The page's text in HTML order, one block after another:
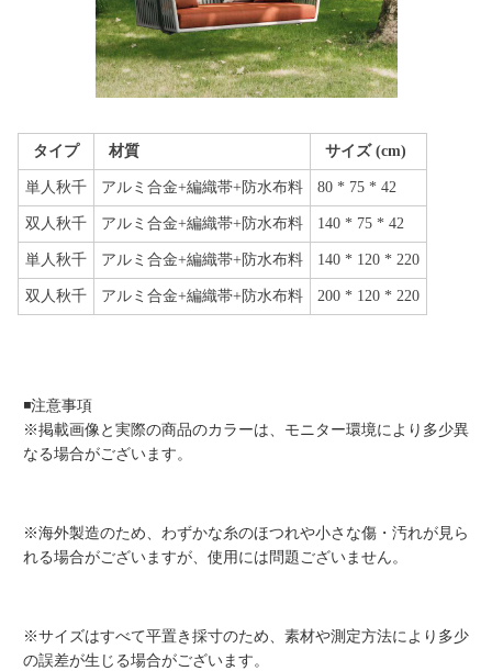
タイプ 材質 サイズ (cm)
単人秋千 アルミ合金+編織帯+防水布料 80 * 75 * 42
双人秋千 アルミ合金+編織帯+防水布料 140 * 75 * 42
単人秋千 アルミ合金+編織帯+防水布料 140 * 120 * 220
双人秋千 アルミ合金+編織帯+防水布料 200 * 120 * 220
◾️注意事項
※掲載画像と実際の商品のカラーは、モニター環境により多少異
なる場合がございます。
※海外製造のため、わずかな糸のほつれや小さな傷・汚れが見ら
れる場合がございますが、使用には問題ございません。
※サイズはすべて平置き採寸のため、素材や測定方法により多少
の誤差が生じる場合がございます。